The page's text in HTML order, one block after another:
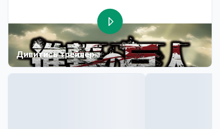
Дивитись трейлер